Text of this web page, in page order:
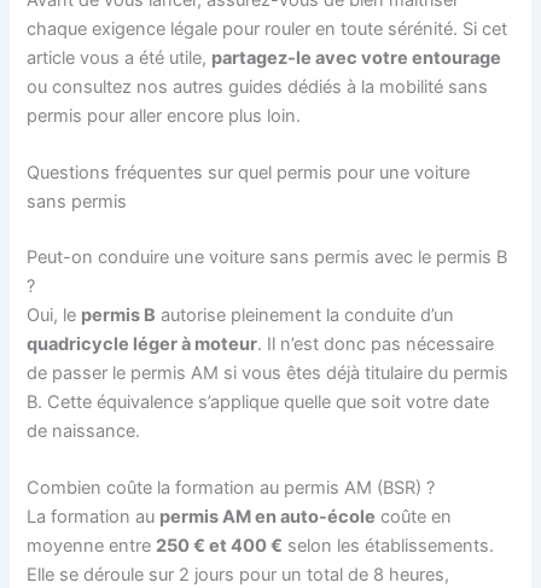
chaque exigence légale pour rouler en toute sérénité. Si cet
article vous a été utile, partagez-le avec votre entourage
ou consultez nos autres guides dédiés à la mobilité sans
permis pour aller encore plus loin.
Questions fréquentes sur quel permis pour une voiture
sans permis
Peut-on conduire une voiture sans permis avec le permis B
?
Oui, le permis B autorise pleinement la conduite d’un
quadricycle léger à moteur. Il n’est donc pas nécessaire
de passer le permis AM si vous êtes déjà titulaire du permis
B. Cette équivalence s’applique quelle que soit votre date
de naissance.
Combien coûte la formation au permis AM (BSR) ?
La formation au permis AM en auto-école coûte en
moyenne entre 250 € et 400 € selon les établissements.
Elle se déroule sur 2 jours pour un total de 8 heures,